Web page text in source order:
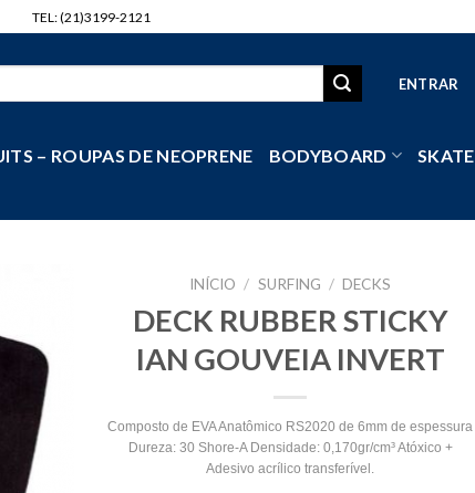
TEL: (21)3199-2121
ENTRAR
– ROUPAS DE NEOPRENE BODYBOARD SKATE
INÍCIO / SURFING / DECKS
DECK RUBBER STICKY
IAN GOUVEIA INVERT
Composto de EVA Anatômico RS2020 de 6mm de espessura
Dureza: 30 Shore-A Densidade: 0,170gr/cm³ Atóxico +
Adesivo acrílico transferível.